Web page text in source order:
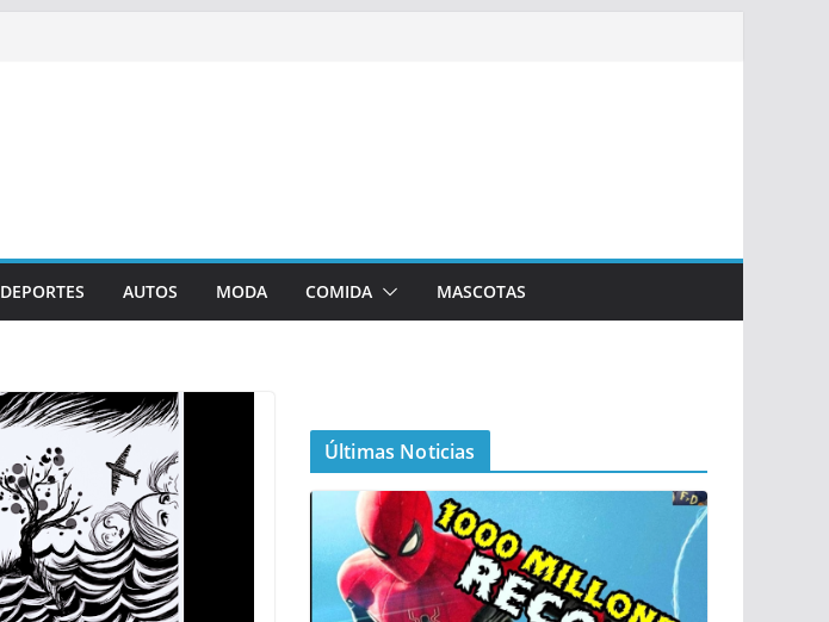
DEPORTES AUTOS MODA COMIDA MASCOTAS
Últimas Noticias